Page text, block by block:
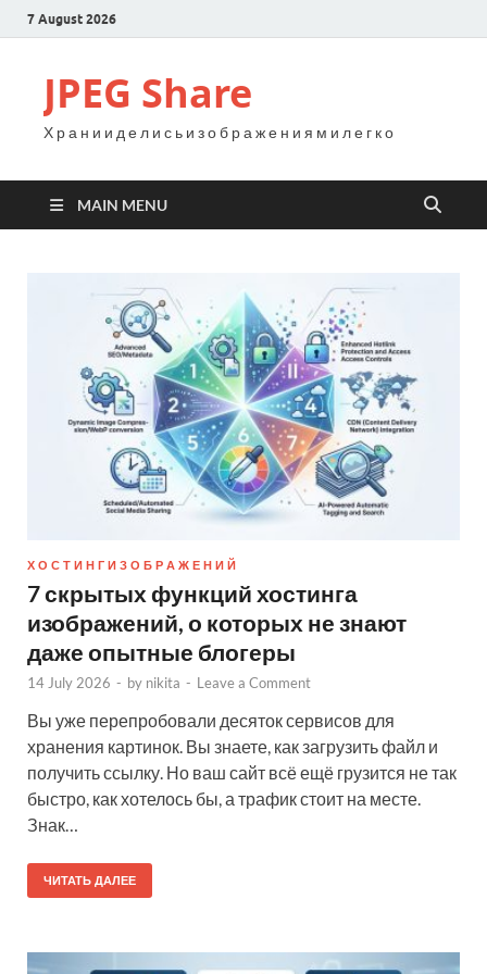
7 August 2026
JPEG Share
Х р а н и и д е л и с ь и з о б р а ж е н и я м и л е г к о
MAIN MENU
Х О С Т И Н Г И З О Б Р А Ж Е Н И Й
7 скрытых функций хостинга
изображений, о которых не знают
даже опытные блогеры
14 July 2026 - by nikita - Leave a Comment
Вы уже перепробовали десяток сервисов для
хранения картинок. Вы знаете, как загрузить файл и
получить ссылку. Но ваш сайт всё ещё грузится не так
быстро, как хотелось бы, а трафик стоит на месте.
Знак…
ЧИТАТЬ ДАЛЕЕ